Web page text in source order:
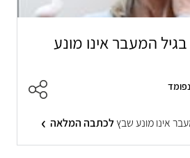
המעבר אינו מונע
אינו מונע שבץלכתבה המלאה